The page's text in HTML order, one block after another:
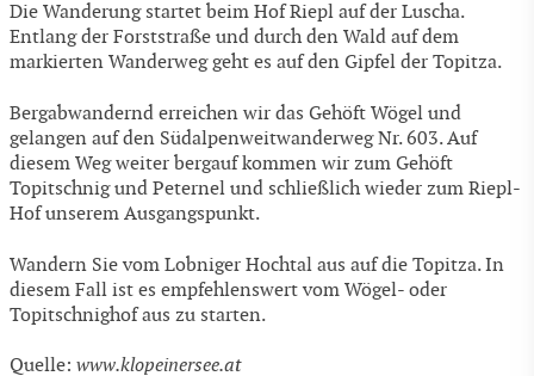
Die Wanderung startet beim Hof Riepl auf der Luscha.
Entlang der Forststraße und durch den Wald auf dem
markierten Wanderweg geht es auf den Gipfel der Topitza.
Bergabwandernd erreichen wir das Gehöft Wögel und
gelangen auf den Südalpenweitwanderweg Nr. 603. Auf
diesem Weg weiter bergauf kommen wir zum Gehöft
Topitschnig und Peternel und schließlich wieder zum Riepl-
Hof unserem Ausgangspunkt.
Wandern Sie vom Lobniger Hochtal aus auf die Topitza. In
diesem Fall ist es empfehlenswert vom Wögel- oder
Topitschnighof aus zu starten.
Quelle: www.klopeinersee.at